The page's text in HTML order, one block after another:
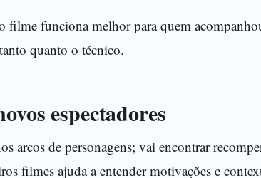
filme funciona melhor para quem
quanto o técnico.
espectadores
arcos de personagens; vai encontrar
filmes ajuda a entender motivações e